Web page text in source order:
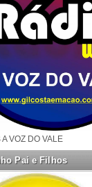
A VOZ DO VALE
Pai e Filhos